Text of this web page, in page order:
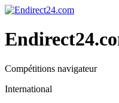
Compétitions navigateur
International